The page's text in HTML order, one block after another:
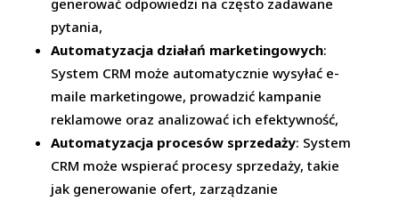
pytania,
Automatyzacja działań marketingowych:
System CRM może automatycznie wysyłać e-
maile marketingowe, prowadzić kampanie
reklamowe oraz analizować ich efektywność,
Automatyzacja procesów sprzedaży: System
CRM może wspierać procesy sprzedaży, takie
jak generowanie ofert, zarządzanie